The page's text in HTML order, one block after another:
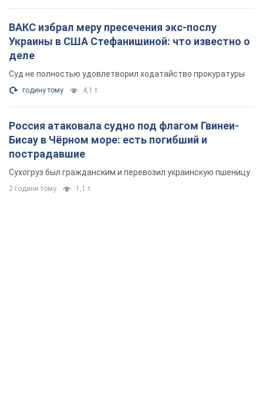
ВАКС избрал меру пресечения экс-послу
Украины в США Стефанишиной: что известно о
деле
Суд не полностью удовлетворил ходатайство прокуратуры
годину тому 4,1 т.
Россия атаковала судно под флагом Гвинеи-
Бисау в Чёрном море: есть погибший и
пострадавшие
Сухогруз был гражданским и перевозил украинскую пшеницу
2 години тому 1,1 т.